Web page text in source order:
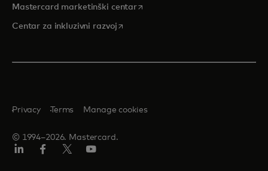
Mastercard marketinški centaropens in a new tab
Centar za inkluzivni razvoj opens in a new tab
© 1994–2026. Mastercard.
Privacy Terms Manage cookies